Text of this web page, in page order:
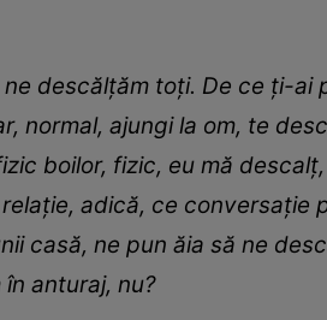
descălțăm toți. De ce ți-
normal, ajungi la om, te
boilor, fizic, eu mă
adică, ce
casă, ne pun ăia să ne
anturaj, nu?